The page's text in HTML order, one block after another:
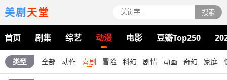
美剧天堂 搜索
首页 剧集 综艺 动漫 电影 豆瓣Top250
类型 全部 动作 喜剧 冒险 科幻 剧情 动画 奇幻 家庭